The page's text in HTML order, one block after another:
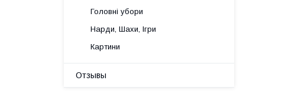
Головні убори
Нарди, Шахи, Ігри
Картини
Отзывы